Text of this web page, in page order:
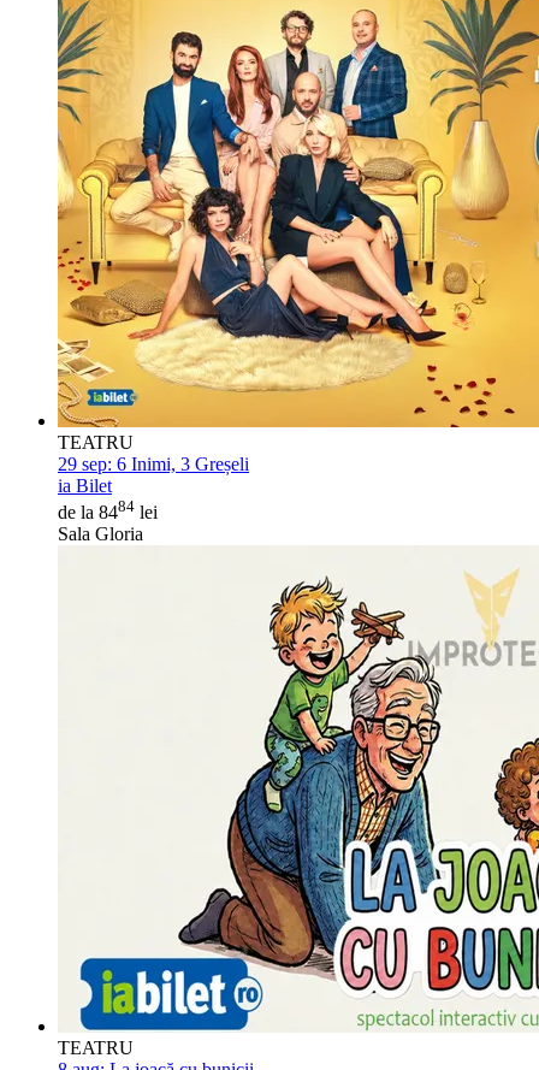
TEATRU
29 sep: 6 Inimi, 3 Greșeli
ia Bilet
de la 8484 lei
Sala Gloria
TEATRU